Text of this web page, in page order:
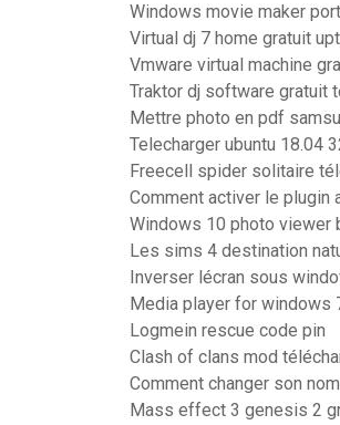
Windows movie maker
Virtual dj 7 home gratuit
Vmware virtual machine
Traktor dj software gratuit
Mettre photo en pdf
Telecharger ubuntu 18.04
Freecell spider solitaire
Comment activer le plugin
Windows 10 photo viewer
Les sims 4 destination
Inverser lécran sous
Media player for windows
Logmein rescue code pin
Clash of clans mod
Comment changer son
Mass effect 3 genesis 2